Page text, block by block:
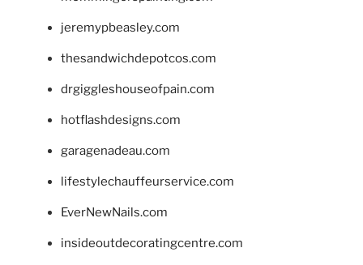
jeremypbeasley.com
thesandwichdepotcos.com
drgiggleshouseofpain.com
hotflashdesigns.com
garagenadeau.com
lifestylechauffeurservice.com
EverNewNails.com
insideoutdecoratingcentre.com